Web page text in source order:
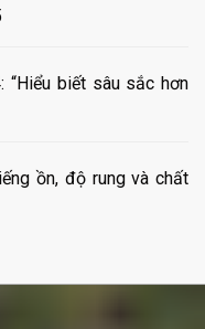
biết sâu sắc hơn
ồn, độ rung và chất